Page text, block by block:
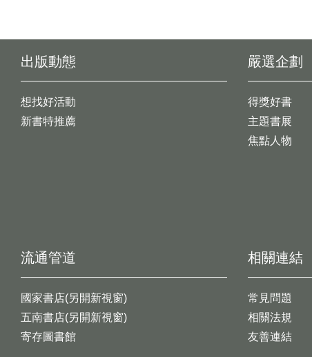
出版動態
想找好活動
新書特推薦
嚴選企劃
得獎好書
主題書展
焦點人物
流通管道
國家書店(另開新視窗)
五南書店(另開新視窗)
寄存圖書館
相關連結
常見問題
相關法規
友善連結